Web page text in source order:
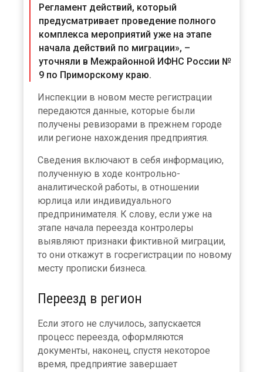
Регламент действий, который
предусматривает проведение полного
комплекса мероприятий уже на этапе
начала действий по миграции», –
уточняли в Межрайонной ИФНС России №
9 по Приморскому краю.
Инспекции в новом месте регистрации
передаются данные, которые были
получены ревизорами в прежнем городе
или регионе нахождения предприятия.
Сведения включают в себя информацию,
полученную в ходе контрольно-
аналитической работы, в отношении
юрлица или индивидуального
предпринимателя. К слову, если уже на
этапе начала переезда контролеры
выявляют признаки фиктивной миграции,
то они откажут в госрегистрации по новому
месту прописки бизнеса.
Переезд в регион
Если этого не случилось, запускается
процесс переезда, оформляются
документы, наконец, спустя некоторое
время, предприятие завершает